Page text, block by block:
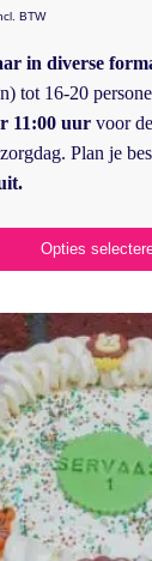
BTW
in diverse
tot 16-20
11:00 uur voor
Plan je
Opties